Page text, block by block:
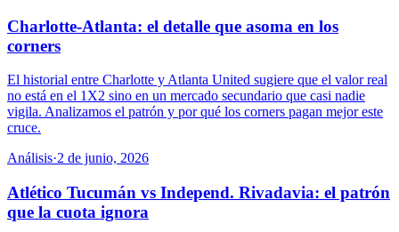
Charlotte-Atlanta: el detalle que asoma en los
corners
El historial entre Charlotte y Atlanta United sugiere que el valor real
no está en el 1X2 sino en un mercado secundario que casi nadie
vigila. Analizamos el patrón y por qué los corners pagan mejor este
cruce.
Análisis·2 de junio, 2026
Atlético Tucumán vs Independ. Rivadavia: el patrón
que la cuota ignora